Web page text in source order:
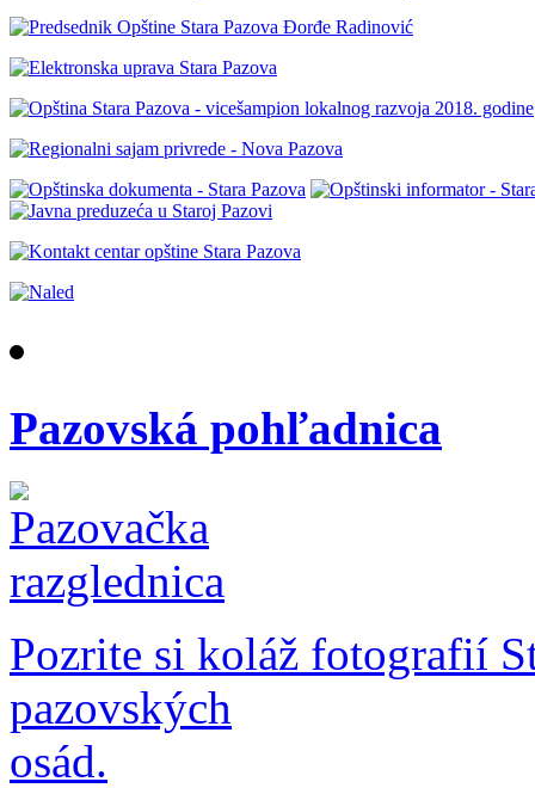
Pazovská pohľadnica
Pozrite si koláž fotografií
pazovských
osád.